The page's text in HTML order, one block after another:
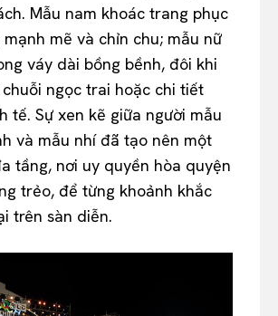
Mẫu nam khoác trang phục
mẽ và chỉn chu; mẫu nữ
váy dài bồng bềnh, đôi khi
ngọc trai hoặc chi tiết
tế. Sự xen kẽ giữa người mẫu
và mẫu nhí đã tạo nên một
tầng, nơi uy quyền hòa quyện
trẻo, để từng khoảnh khắc
trên sàn diễn.